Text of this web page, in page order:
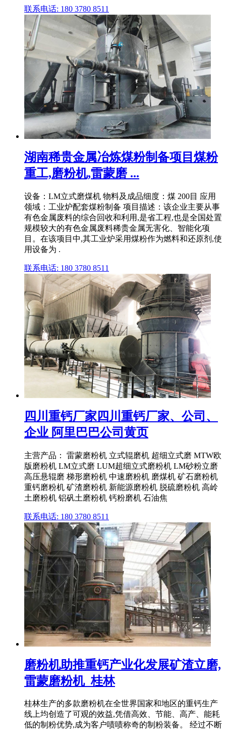
联系电话: 180 3780 8511
湖南稀贵金属冶炼煤粉制备项目煤粉
重工,磨粉机,雷蒙磨 ...
设备：LM立式磨煤机 物料及成品细度：煤 200目 应用
领域：工业炉配套煤粉制备 项目描述：该企业主要从事
有色金属废料的综合回收和利用,是省工程,也是全国处置
规模较大的有色金属废料稀贵金属无害化、智能化项
目。在该项目中,其工业炉采用煤粉作为燃料和还原剂,使
用设备为 .
联系电话: 180 3780 8511
四川重钙厂家四川重钙厂家、公司、
企业 阿里巴巴公司黄页
主营产品： 雷蒙磨粉机 立式辊磨机 超细立式磨 MTW欧
版磨粉机 LM立式磨 LUM超细立式磨粉机 LM砂粉立磨
高压悬辊磨 梯形磨粉机 中速磨粉机 磨煤机 矿石磨粉机
重钙磨粉机 矿渣磨粉机 新能源磨粉机 脱硫磨粉机 高岭
土磨粉机 铝矾土磨粉机 钙粉磨机 石油焦
联系电话: 180 3780 8511
磨粉机助推重钙产业化发展矿渣立磨,
雷蒙磨粉机_桂林
桂林生产的多款磨粉机在全世界国家和地区的重钙生产
线上均创造了可观的效益,凭借高效、节能、高产、能耗
低的制粉优势,成为客户啧啧称奇的制粉装备。 经过不断